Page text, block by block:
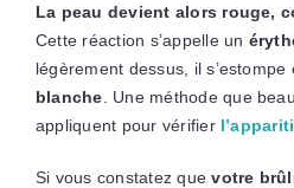
La peau devient alors rouge,
Cette réaction s’appelle un
légèrement dessus, il s’estompe
blanche . Une méthode que
appliquent pour vérifier
Si vous constatez quevotre